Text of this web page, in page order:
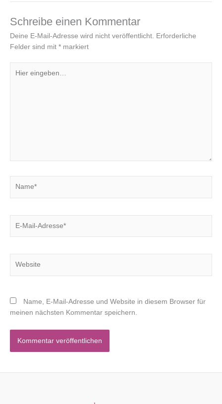
Schreibe einen Kommentar
Deine E-Mail-Adresse wird nicht veröffentlicht. Erforderliche
Felder sind mit * markiert
eingeben…
Mail-
Name, E-Mail-Adresse und Website in diesem Browser für
meinen nächsten Kommentar speichern.